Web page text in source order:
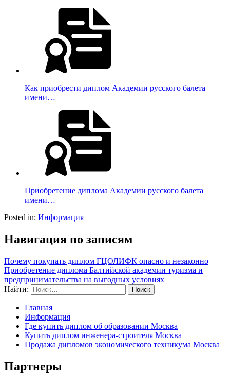
Как приобрести диплом Академии русского балета
имени…
Приобретение диплома Академии русского балета
имени…
Posted in: Информация
Навигация по записям
Почему покупать диплом ГЦОЛИФК опасно и незаконно
Приобретение диплома Балтийской академии туризма и
предпринимательства на выгодных условиях
Найти:
Главная
Информация
Где купить диплом об образовании Москва
Купить диплом инженера-строителя Москва
Продажа дипломов экономического техникума Москва
Партнеры